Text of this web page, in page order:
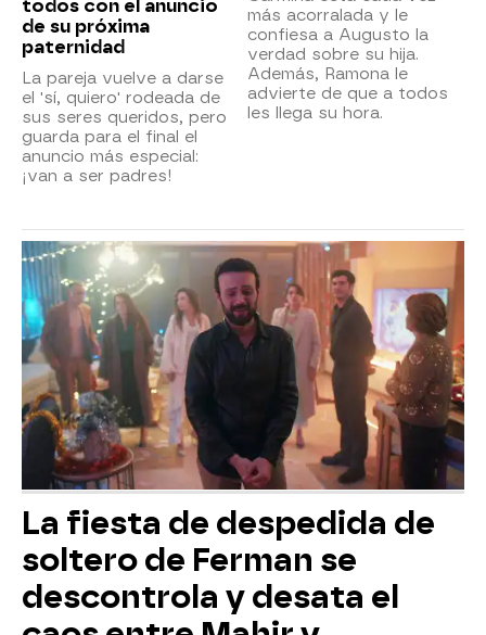
todos con el anuncio
de su próxima
paternidad
La pareja vuelve a darse
el 'sí, quiero' rodeada de
sus seres queridos, pero
guarda para el final el
anuncio más especial:
¡van a ser padres!
más acorralada y le
confiesa a Augusto la
verdad sobre su hija.
Además, Ramona le
advierte de que a todos
les llega su hora.
La fiesta de despedida de
soltero de Ferman se
descontrola y desata el